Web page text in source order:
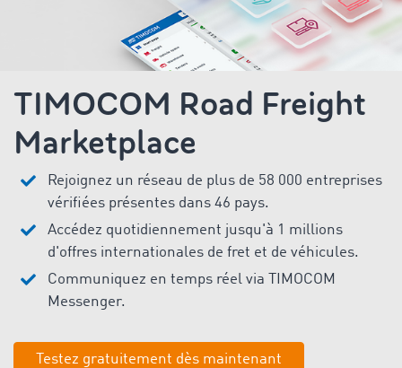
TIMOCOM Road Freight
Marketplace
Rejoignez un réseau de plus de 58 000 entreprises
vérifiées présentes dans 46 pays.
Accédez quotidiennement jusqu'à 1 millions
d'offres internationales de fret et de véhicules.
Communiquez en temps réel via TIMOCOM
Messenger.
Testez gratuitement dès maintenant